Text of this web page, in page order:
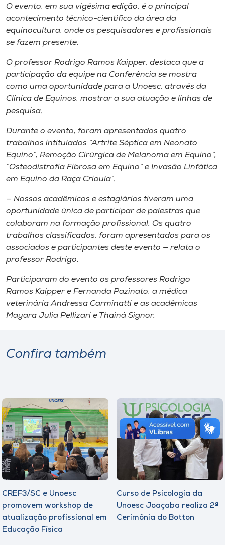
A+
A-
O evento, em sua vigésima edição, é o principal
acontecimento técnico-cientifico da área da
equinocultura, onde os pesquisadores e profissionais
se fazem presente.
O professor Rodrigo Ramos Kaipper, destaca que a
participação da equipe na Conferência se mostra
como uma oportunidade para a Unoesc, através da
Clínica de Equinos, mostrar a sua atuação e linhas de
pesquisa.
Durante o evento, foram apresentados quatro
trabalhos intitulados “Artrite Séptica em Neonato
Equino”, Remoção Cirúrgica de Melanoma em Equino”,
“Osteodistrofia Fibrosa em Equino” e Invasão Linfática
em Equino da Raça Crioula”.
— Nossos acadêmicos e estagiários tiveram uma
oportunidade única de participar de palestras que
colaboram na formação profissional. Os quatro
trabalhos classificados, foram apresentados para os
associados e participantes deste evento — relata o
professor Rodrigo.
Participaram do evento os professores Rodrigo
Ramos Kaipper e Fernanda Pazinato, a médica
veterinária Andressa Carminatti e as acadêmicas
Mayara Julia Pellizari e Thainá Signor.
Confira também
CREF3/SC e Unoesc
promovem workshop de
atualização profissional em
Educação Física
Curso de Psicologia da
Unoesc Joaçaba realiza 2ª
Cerimônia do Botton